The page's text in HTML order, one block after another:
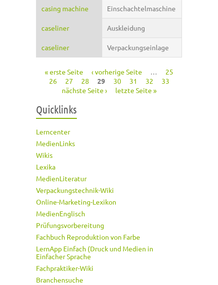
casing machine Einschachtelmaschine
caseliner Auskleidung
caseliner Verpackungseinlage
Seiten
« erste Seite ‹ vorherige Seite …
25
26
27 28 29 30 31 32
33
nächste Seite ›
letzte Seite »
Quicklinks
Lerncenter
MedienLinks
Wikis
Lexika
MedienLiteratur
Verpackungstechnik-Wiki
Online-Marketing-Lexikon
MedienEnglisch
Prüfungsvorbereitung
Fachbuch Reproduktion von Farbe
LernApp Einfach (Druck und Medien in
Einfacher Sprache
Fachpraktiker-Wiki
Branchensuche